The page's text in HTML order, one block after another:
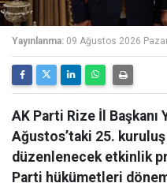
Yayınlanma: 09 Ağustos 2026
AK Parti Rize İl Başkanı
Ağustos’taki 25. kuruluş
düzenlenecek etkinlik
Parti hükümetleri